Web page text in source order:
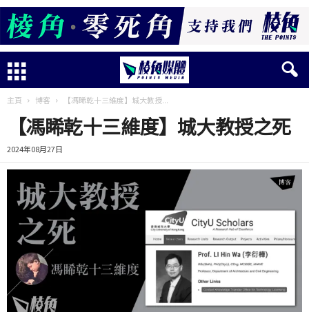
主頁 博客 【馮睎乾十三維度】城大教授...
【馮睎乾十三維度】城大教授之死
2024年08月27日